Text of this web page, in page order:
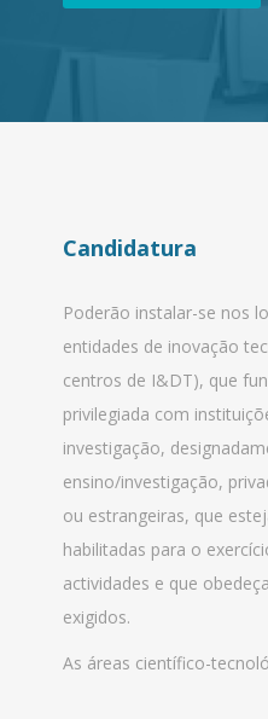
Candidatura
Poderão instalar-se nos
entidades de inovação
centros de I&DT), que
privilegiada com
investigação,
ensino/investigação,
ou estrangeiras, que
habilitadas para o
actividades e que
exigidos.
As áreas científico-